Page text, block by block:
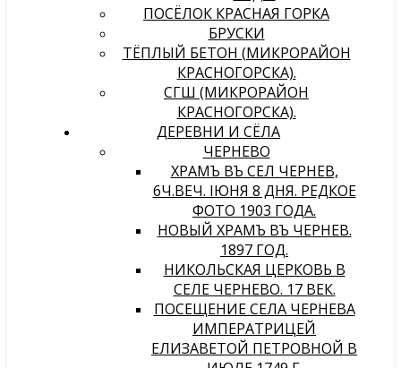
ПОСЁЛОК КРАСНАЯ ГОРКА
БРУСКИ
ТЁПЛЫЙ БЕТОН (МИКРОРАЙОН
КРАСНОГОРСКА).
СГШ (МИКРОРАЙОН
КРАСНОГОРСКА).
ДЕРЕВНИ И СЁЛА
ЧЕРНЕВО
ХРАМЪ ВЪ СЕЛѢ ЧЕРНЕВѢ,
6Ч.ВЕЧ. IЮНЯ 8 ДНЯ. РЕДКОЕ
ФОТО 1903 ГОДА.
НОВЫЙ ХРАМЪ ВЪ ЧЕРНЕВѢ.
1897 ГОД.
НИКОЛЬСКАЯ ЦЕРКОВЬ В
СЕЛЕ ЧЕРНЕВО. 17 ВЕК.
ПОСЕЩЕНИЕ СЕЛА ЧЕРНЕВА
ИМПЕРАТРИЦЕЙ
ЕЛИЗАВЕТОЙ ПЕТРОВНОЙ В